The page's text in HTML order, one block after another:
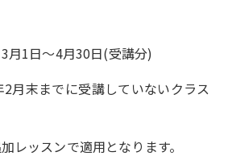
月1日～4月30日(受講分)
月末までに受講していないクラス
レッスンで適用となります。